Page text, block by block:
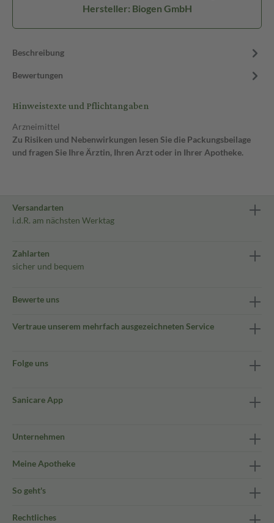
Hersteller: Biogen GmbH
Beschreibung
Bewertungen
Hinweistexte und Pflichtangaben
Arzneimittel
Zu Risiken und Nebenwirkungen lesen Sie die Packungsbeilage
und fragen Sie Ihre Ärztin, Ihren Arzt oder in Ihrer Apotheke.
Versandarten
i.d.R. am nächsten Werktag
Zahlarten
sicher und bequem
Bewerte uns
Vertraue unserem mehrfach ausgezeichneten Service
Folge uns
Sanicare App
Unternehmen
Meine Apotheke
So geht's
Rechtliches